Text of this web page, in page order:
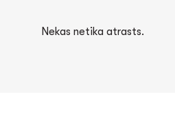
Nekas netika atrasts.